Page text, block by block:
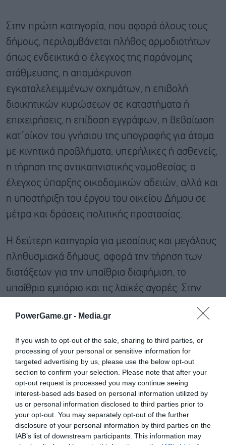
PowerGame.gr - Media.gr
If you wish to opt-out of the sale, sharing to third parties, or
processing of your personal or sensitive information for
targeted advertising by us, please use the below opt-out
section to confirm your selection. Please note that after your
opt-out request is processed you may continue seeing
interest-based ads based on personal information utilized by
us or personal information disclosed to third parties prior to
your opt-out. You may separately opt-out of the further
disclosure of your personal information by third parties on the
IAB’s list of downstream participants. This information may
Στην πρώτη κατηγορία, που αφορά όλους τους
δήμους, περιλαμβάνεται πλήθος αρμοδιοτήτων
όπως ενδεικτικά ο έλεγχος της παράνομης
στάθμευσης, η απομάκρυνση
εγκαταλελειμμένων οχημάτων, η επιβολή
διοικητικών κυρώσεων σε καταστήματα ή
επιχειρήσεις, η επίδοση εγγράφων, η βεβαίωση
κατ´οίκον του γνήσιου της υπογραφής για άτομα
με κινητικά προβλήματα, υπερήλικες ή ασθενείς,
η τήρηση της αντικαπνιστικής νομοθεσίας, ο
έλεγχος ύπαρξης οικοδομικών αδειών, αλλά και
η υποστήριξη του έργου του οικείου Δήμου σε
μέτρα και δράσεις πολιτικής προστασίας.
Η δεύτερη κατηγορία για μεσαίους και μεγάλους
πληθυσμιακά δήμους, αφορά την τήρηση των
διατάξεων για την υπαίθρια διαφήμιση, το
υπαίθριο εμπόριο και τις λαϊκές αγορές. Στην
δήμους, περιλαμβάνεται μεταξύ άλλων ο
έλεγχος νομιμότητας στην αδειοδότηση
καταστημάτων υγειονομικού ενδιαφέροντος,
θεάτρων, κινηματογράφων κ.α., η τήρηση των
ορίων ηχορρύπανσης και το ωράριο λειτουργίας
καταστημάτων,
Επιπλέον, με απόφαση της υφυπουργού
Εσωτερικών, Βιβής Χαραλαμπογιάννη θα